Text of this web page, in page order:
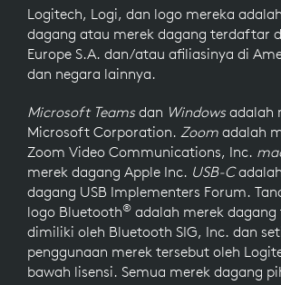
Logitech, Logi, dan logo mereka
dagang atau merek dagang terdaftar
Europe S.A. dan/atau afiliasinya di
dan negara lainnya.
Microsoft Teamsdan Windowsadalah
Microsoft Corporation. Zoom adalah
Zoom Video Communications, Inc.
merek dagang Apple Inc. USB-C
dagang USB Implementers Forum.
logo Bluetooth® adalah merek
dimiliki oleh Bluetooth SIG, Inc. dan
penggunaan merek tersebut oleh
bawah lisensi. Semua merek dagang